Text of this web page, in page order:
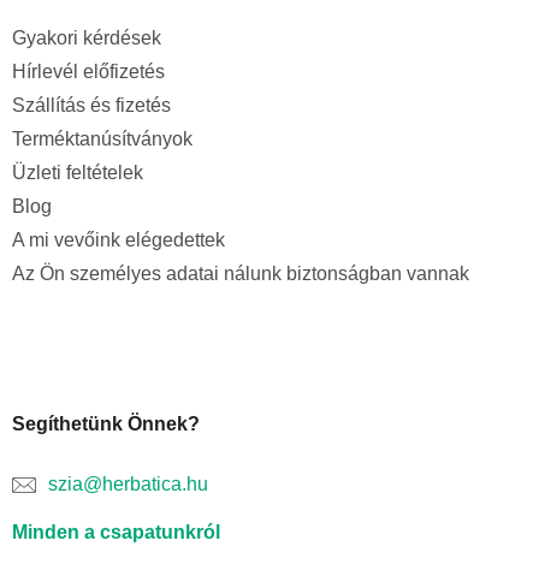
Gyakori kérdések
Hírlevél előfizetés
Szállítás és fizetés
Terméktanúsítványok
Üzleti feltételek
Blog
A mi vevőink elégedettek
Az Ön személyes adatai nálunk biztonságban vannak
Segíthetünk Önnek?
szia@herbatica.hu
Minden a csapatunkról